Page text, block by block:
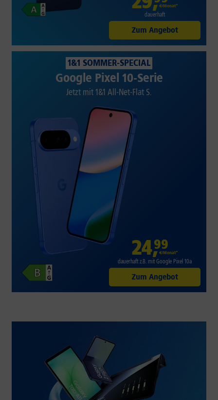
€/Monat*
dauerhaft
Zum Angebot
1&1 SOMMER-SPECIAL
Google Pixel 10-Serie
Jetzt mit 1&1 All-Net-Flat S.
24,99
€/Monat*
dauerhaft z.B. mit Google Pixel 10a
Zum Angebot